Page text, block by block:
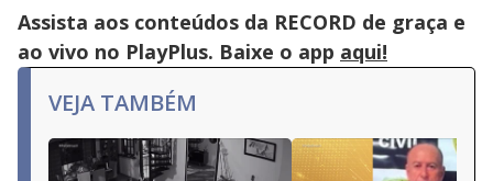
Assista aos conteúdos da RECORD de graça e
ao vivo no PlayPlus. Baixe o app aqui!
VEJA TAMBÉM